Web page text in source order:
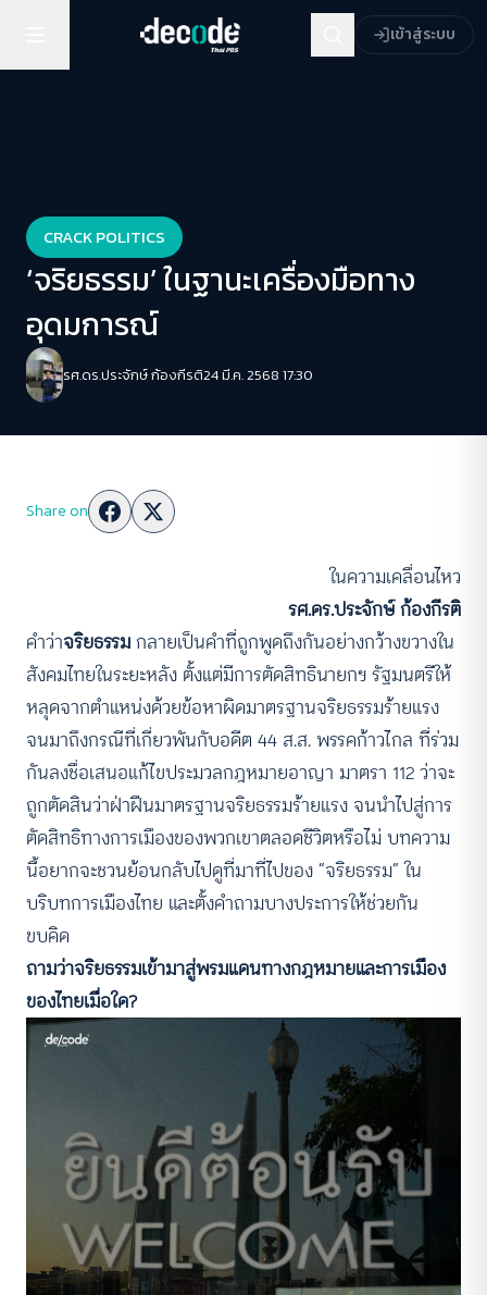
เข้าสู่ระบบ
CRACK POLITICS
‘จริยธรรม’ ในฐานะเครื่องมือทาง
อุดมการณ์
รศ.ดร.ประจักษ์ ก้องกีรติ24 มี.ค. 2568 17:30
Share on
ในความเคลื่อนไหว
รศ.ดร.ประจักษ์ ก้องกีรติ
คำว่าจริยธรรมกลายเป็นคำที่ถูกพูดถึงกันอย่างกว้างขวางใน
สังคมไทยในระยะหลัง ตั้งแต่มีการตัดสิทธินายกฯ รัฐมนตรีให้
หลุดจากตำแหน่งด้วยข้อหาผิดมาตรฐานจริยธรรมร้ายแรง
จนมาถึงกรณีที่เกี่ยวพันกับอดีต 44 ส.ส. พรรคก้าวไกล ที่ร่วม
กันลงชื่อเสนอแก้ไขประมวลกฎหมายอาญา มาตรา 112 ว่าจะ
ถูกตัดสินว่าฝ่าฝืนมาตรฐานจริยธรรมร้ายแรง จนนำไปสู่การ
ตัดสิทธิทางการเมืองของพวกเขาตลอดชีวิตหรือไม่ บทความ
นี้อยากจะชวนย้อนกลับไปดูที่มาที่ไปของ “จริยธรรม” ใน
บริบทการเมืองไทย และตั้งคำถามบางประการให้ช่วยกัน
ขบคิด
ถามว่าจริยธรรมเข้ามาสู่พรมแดนทางกฎหมายและการเมือง
ของไทยเมื่อใด?